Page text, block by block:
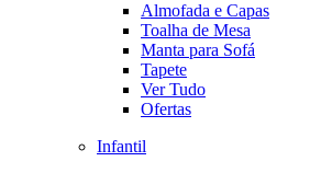
Almofada e Capas
Toalha de Mesa
Manta para Sofá
Tapete
Ver Tudo
Ofertas
Infantil